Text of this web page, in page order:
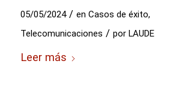
05/05/2024 / en Casos de éxito,
Telecomunicaciones / por LAUDE
Leer más